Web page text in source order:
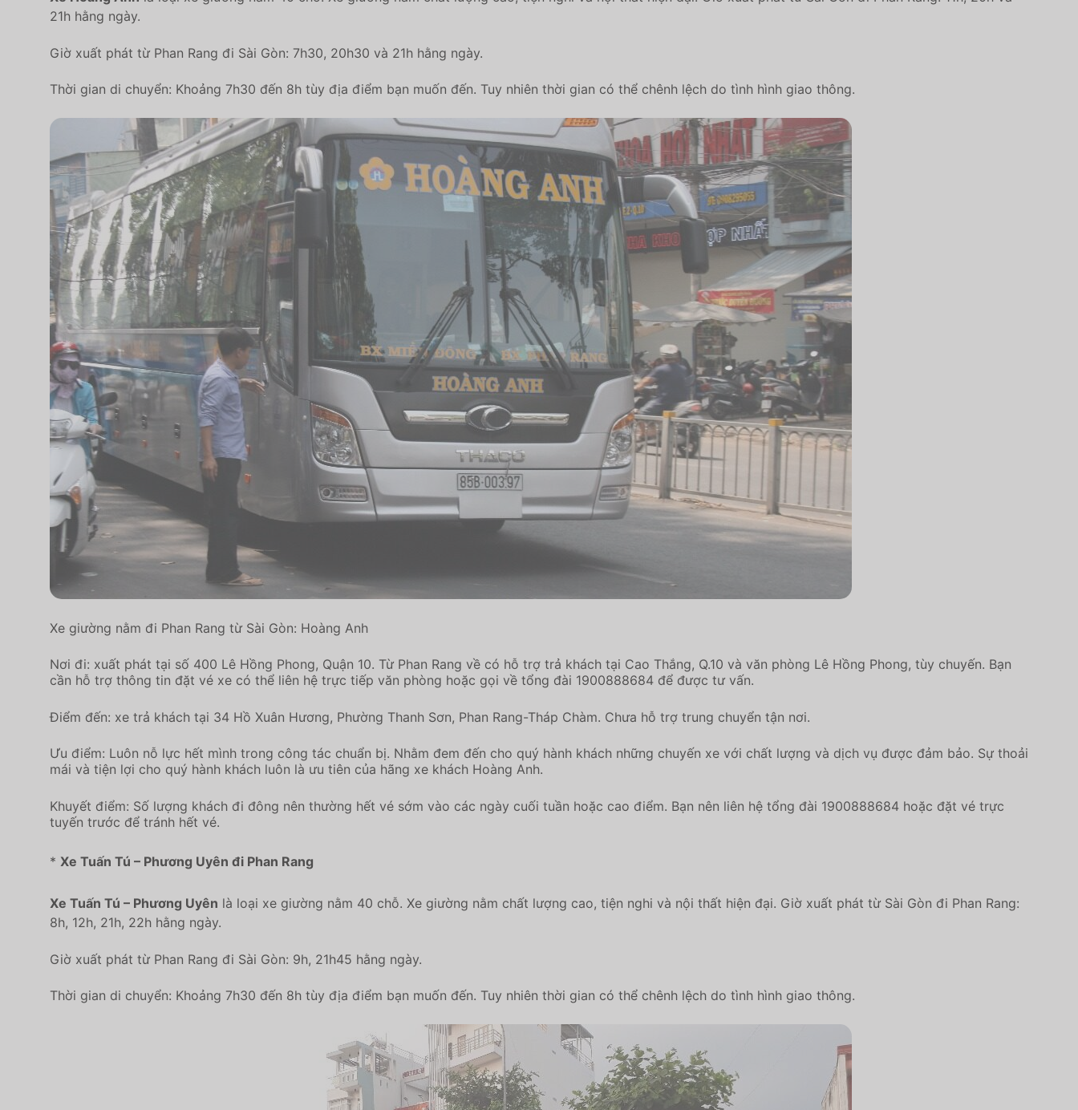
21h hằng ngày.
Giờ xuất phát từ Phan Rang đi Sài Gòn: 7h30, 20h30 và 21h hằng ngày.
Thời gian di chuyển: Khoảng 7h30 đến 8h tùy địa điểm bạn muốn đến. Tuy nhiên thời gian có thể chênh lệch do tình hình giao thông.
Xe giường nằm đi Phan Rang từ Sài Gòn: Hoàng Anh
Nơi đi: xuất phát tại số 400 Lê Hồng Phong, Quận 10. Từ Phan Rang về có hỗ trợ trả khách tại Cao Thắng, Q.10 và văn phòng Lê Hồng Phong, tùy chuyến. Bạn
cần hỗ trợ thông tin đặt vé xe có thể liên hệ trực tiếp văn phòng hoặc gọi về tổng đài 1900888684 để được tư vấn.
Điểm đến: xe trả khách tại 34 Hồ Xuân Hương, Phường Thanh Sơn, Phan Rang-Tháp Chàm. Chưa hỗ trợ trung chuyển tận nơi.
Ưu điểm: Luôn nỗ lực hết mình trong công tác chuẩn bị. Nhằm đem đến cho quý hành khách những chuyến xe với chất lượng và dịch vụ được đảm bảo. Sự thoải
mái và tiện lợi cho quý hành khách luôn là ưu tiên của hãng xe khách Hoàng Anh.
Khuyết điểm: Số lượng khách đi đông nên thường hết vé sớm vào các ngày cuối tuần hoặc cao điểm. Bạn nên liên hệ tổng đài 1900888684 hoặc đặt vé trực
tuyến trước để tránh hết vé.
* Xe Tuấn Tú – Phương Uyên đi Phan Rang
Xe Tuấn Tú – Phương Uyên là loại xe giường nằm 40 chỗ. Xe giường nằm chất lượng cao, tiện nghi và nội thất hiện đại. Giờ xuất phát từ Sài Gòn đi Phan Rang:
8h, 12h, 21h, 22h hằng ngày.
Giờ xuất phát từ Phan Rang đi Sài Gòn: 9h, 21h45 hằng ngày.
Thời gian di chuyển: Khoảng 7h30 đến 8h tùy địa điểm bạn muốn đến. Tuy nhiên thời gian có thể chênh lệch do tình hình giao thông.